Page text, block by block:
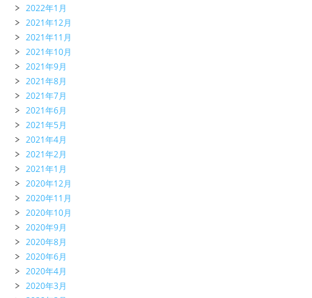
2022年1月
2021年12月
2021年11月
2021年10月
2021年9月
2021年8月
2021年7月
2021年6月
2021年5月
2021年4月
2021年2月
2021年1月
2020年12月
2020年11月
2020年10月
2020年9月
2020年8月
2020年6月
2020年4月
2020年3月